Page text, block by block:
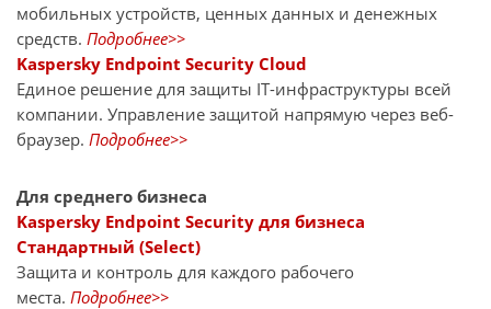
мобильных устройств, ценных данных и денежных
средств. Подробнее>>
Kaspersky Endpoint Security Cloud
Единое решение для защиты IT-инфраструктуры всей
компании. Управление защитой напрямую через веб-
браузер. Подробнее>>
Для среднего бизнеса
Kaspersky Endpoint Security для бизнеса
Стандартный (Select)
Защита и контроль для каждого рабочего
места. Подробнее>>